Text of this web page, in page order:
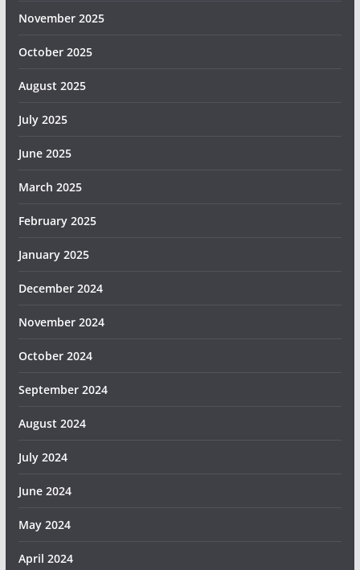
November 2025
October 2025
August 2025
July 2025
June 2025
March 2025
February 2025
January 2025
December 2024
November 2024
October 2024
September 2024
August 2024
July 2024
June 2024
May 2024
April 2024